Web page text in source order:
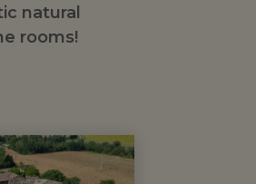
natural
rooms!